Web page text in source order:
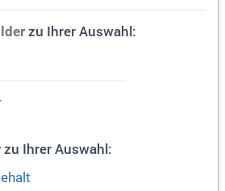
zu Ihrer Auswahl:
zu Ihrer Auswahl: